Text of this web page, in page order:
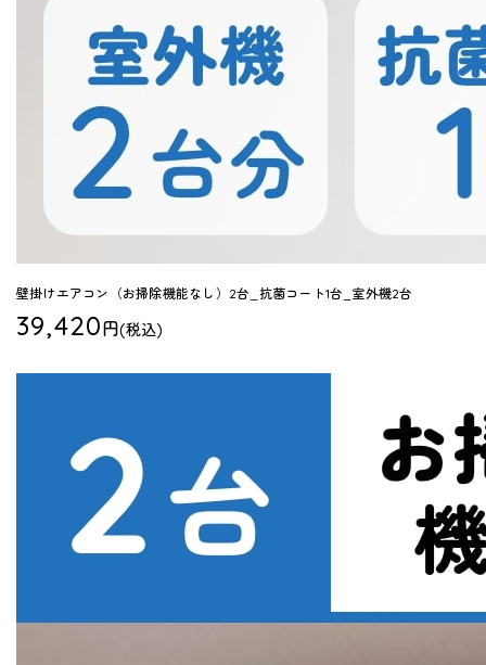
壁掛けエアコン（お掃除機能なし）2台_抗菌コート1台_室外機2台
39,420円(税込)